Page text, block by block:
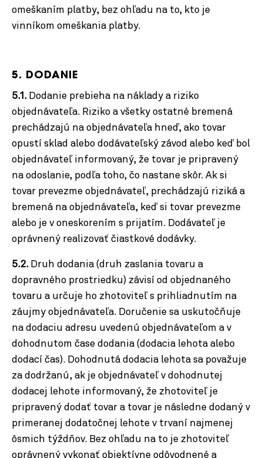
omeškaním platby, bez ohľadu na to, kto je
vinníkom omeškania platby.
5. DODANIE
5.1. Dodanie prebieha na náklady a riziko
objednávateľa. Riziko a všetky ostatné bremená
prechádzajú na objednávateľa hneď, ako tovar
opustí sklad alebo dodávateľský závod alebo keď bol
objednávateľ informovaný, že tovar je pripravený
na odoslanie, podľa toho, čo nastane skôr. Ak si
tovar prevezme objednávateľ, prechádzajú riziká a
bremená na objednávateľa, keď si tovar prevezme
alebo je v oneskorením s prijatím. Dodávateľ je
oprávnený realizovať čiastkové dodávky.
5.2. Druh dodania (druh zaslania tovaru a
dopravného prostriedku) závisí od objednaného
tovaru a určuje ho zhotoviteľ s prihliadnutím na
záujmy objednávateľa. Doručenie sa uskutočňuje
na dodaciu adresu uvedenú objednávateľom a v
dohodnutom čase dodania (dodacia lehota alebo
dodací čas). Dohodnutá dodacia lehota sa považuje
za dodržanú, ak je objednávateľ v dohodnutej
dodacej lehote informovaný, že zhotoviteľ je
pripravený dodať tovar a tovar je následne dodaný v
primeranej dodatočnej lehote v trvaní najmenej
ôsmich týždňov. Bez ohľadu na to je zhotoviteľ
oprávnený vykonať objektívne odôvodnené a